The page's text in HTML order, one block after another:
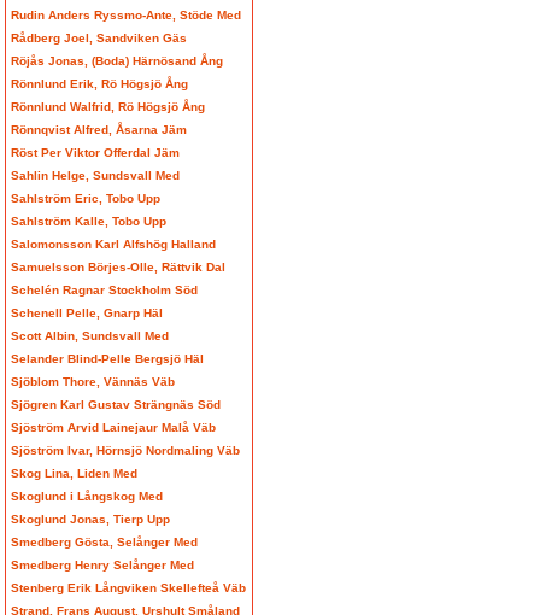
Rudin Anders Ryssmo-Ante, Stöde Med
Rådberg Joel, Sandviken Gäs
Röjås Jonas, (Boda) Härnösand Ång
Rönnlund Erik, Rö Högsjö Ång
Rönnlund Walfrid, Rö Högsjö Ång
Rönnqvist Alfred, Åsarna Jäm
Röst Per Viktor Offerdal Jäm
Sahlin Helge, Sundsvall Med
Sahlström Eric, Tobo Upp
Sahlström Kalle, Tobo Upp
Salomonsson Karl Alfshög Halland
Samuelsson Börjes-Olle, Rättvik Dal
Schelén Ragnar Stockholm Söd
Schenell Pelle, Gnarp Häl
Scott Albin, Sundsvall Med
Selander Blind-Pelle Bergsjö Häl
Sjöblom Thore, Vännäs Väb
Sjögren Karl Gustav Strängnäs Söd
Sjöström Arvid Lainejaur Malå Väb
Sjöström Ivar, Hörnsjö Nordmaling Väb
Skog Lina, Liden Med
Skoglund i Långskog Med
Skoglund Jonas, Tierp Upp
Smedberg Gösta, Selånger Med
Smedberg Henry Selånger Med
Stenberg Erik Långviken Skellefteå Väb
Strand, Frans August, Urshult Småland